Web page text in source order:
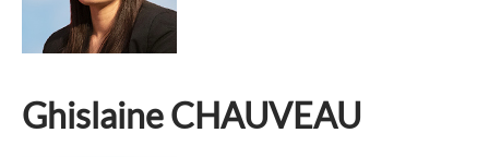
Ghislaine CHAUVEAU